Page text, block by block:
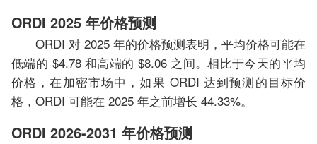
ORDI 2025 年价格预测
ORDI 对 2025 年的价格预测表明，平均价格可能在
低端的 $4.78 和高端的 $8.06 之间。相比于今天的平均
价格，在加密市场中，如果 ORDI 达到预测的目标价
格，ORDI 可能在 2025 年之前增长 44.33%。
ORDI 2026-2031 年价格预测